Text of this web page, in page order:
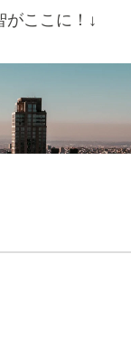
がここに！↓